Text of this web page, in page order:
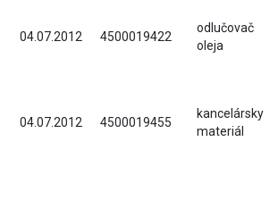
04.07.2012 4500019422
odlučovač
oleja
04.07.2012 4500019455
kancelársky
materiál